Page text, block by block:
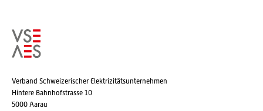
Verband Schweizerischer Elektrizitätsunternehmen
Hintere Bahnhofstrasse 10
5000 Aarau